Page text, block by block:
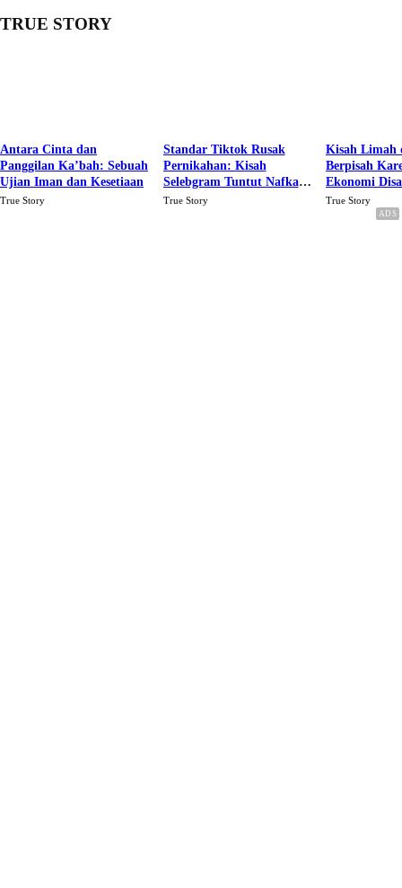
TRUE STORY
Antara Cinta dan
Panggilan Ka’bah: Sebuah
Ujian Iman dan Kesetiaan
True Story
Standar Tiktok Rusak
Pernikahan: Kisah
Selebgram Tuntut Nafkah
Rp.15 Juta Perbulan
True Story
Kisah Limah
Berpisah
Ekonomi
Karena Cinta
True Story